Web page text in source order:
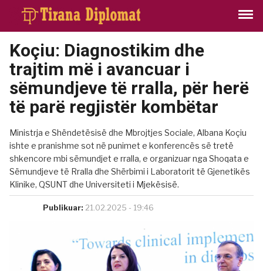
Koçiu: Diagnostikim dhe
trajtim më i avancuar i
sëmundjeve të rralla, për herë
të parë regjistër kombëtar
Ministrja e Shëndetësisë dhe Mbrojtjes Sociale, Albana Koçiu
ishte e pranishme sot në punimet e konferencës së tretë
shkencore mbi sëmundjet e rralla, e organizuar nga Shoqata e
Sëmundjeve të Rralla dhe Shërbimi i Laboratorit të Gjenetikës
Klinike, QSUNT dhe Universiteti i Mjekësisë.
Publikuar: 21.02.2025 - 19:46